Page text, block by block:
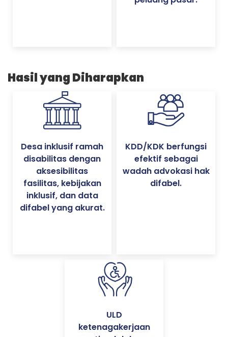
Hasil yang Diharapkan
Desa inklusif ramah
disabilitas dengan
aksesibilitas
fasilitas, kebijakan
inklusif, dan data
difabel yang akurat.
KDD/KDK berfungsi
efektif sebagai
wadah advokasi hak
difabel.
ULD
ketenagakerjaan